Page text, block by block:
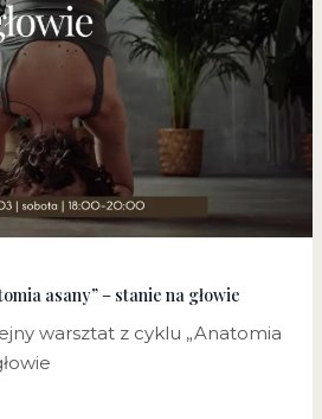
asany” – stanie na głowie
warsztat z cyklu „Anatomia